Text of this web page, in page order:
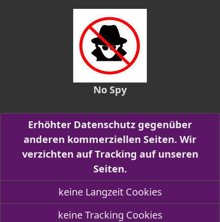
No Spy
Erhöhter Datenschutz gegenüber
anderen kommerziellen Seiten. Wir
verzichten auf Tracking auf unseren
Seiten.
keine Langzeit Cookies
keine Tracking Cookies